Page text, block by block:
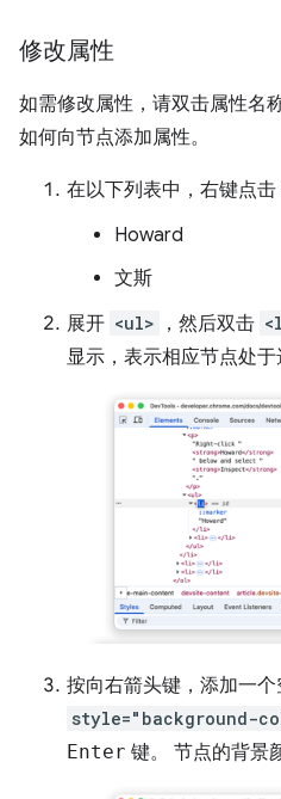
修改属性
如需修改属性，请双击属性名
如何向节点添加属性。
在以下列表中，右键点击
Howard
文斯
展开 <ul> ，然后双击
显示，表示相应节点处于
按向右箭头键，添加一个
style="background-
Enter 键。 节点的背景